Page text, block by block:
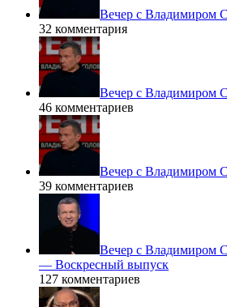
Вечер с Владимиром
32 комментария
Вечер с Владимиром
46 комментариев
Вечер с Владимиром
39 комментариев
Вечер с Владимиром
— Воскресный выпуск
127 комментариев